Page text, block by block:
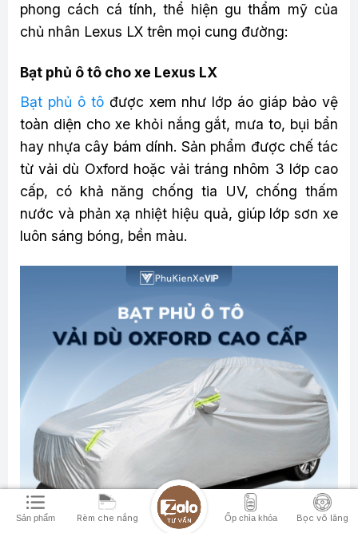
phong cách cá tính, thể hiện gu thẩm mỹ của
chủ nhân Lexus LX trên mọi cung đường:
Bạt phủ ô tô cho xe Lexus LX
Bạt phủ ô tôđược xem như lớp áo giáp bảo vệ
toàn diện cho xe khỏi nắng gắt, mưa to, bụi bẩn
hay nhựa cây bám dính. Sản phẩm được chế tác
từ vải dù Oxford hoặc vải tráng nhôm 3 lớp cao
cấp, có khả năng chống tia UV, chống thấm
nước và phản xạ nhiệt hiệu quả, giúp lớp sơn xe
luôn sáng bóng, bền màu.
Sản phẩm Rèm che nắng Ốp chìa khóa Bọc vô lăng